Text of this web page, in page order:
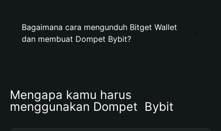
Bagaimana cara mengunduh Bitget Wallet
dan membuat Dompet Bybit?
Mengapa kamu harus
menggunakan Dompet  Bybit